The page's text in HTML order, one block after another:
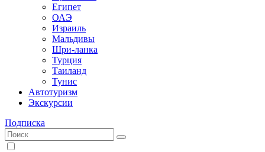
Египет
ОАЭ
Израиль
Мальдивы
Шри-ланка
Турция
Таиланд
Тунис
Автотуризм
Экскурсии
Подписка